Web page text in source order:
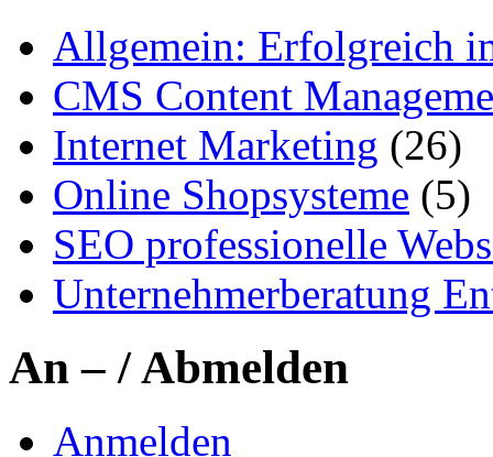
Allgemein: Erfolgreich
CMS Content
Internet Marketing (26)
Online Shopsysteme (5)
SEO professionelle
Unternehmerberatung
An – / Abmelden
Anmelden